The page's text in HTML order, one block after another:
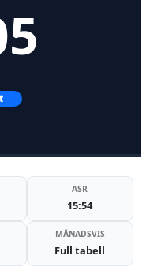
ASR
15:54
MÅNADSVIS
Full tabell